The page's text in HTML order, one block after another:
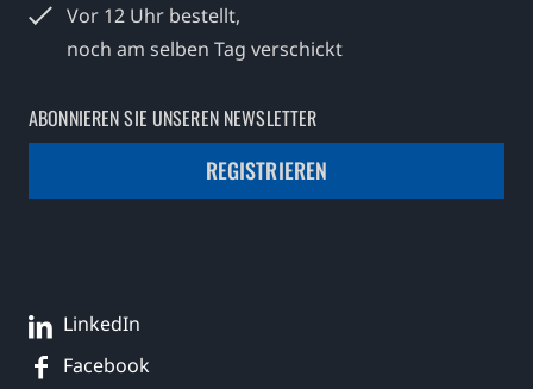
Vor 12 Uhr bestellt,
noch am selben Tag verschickt
ABONNIEREN SIE UNSEREN NEWSLETTER
REGISTRIEREN
LinkedIn
Facebook